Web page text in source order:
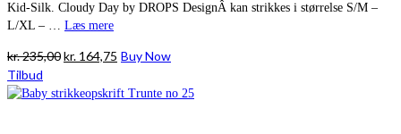
Kid-Silk. Cloudy Day by DROPS DesignÂ kan strikkes i størrelse S/M –
L/XL – … Læs mere
kr.235,00Den
pris
kr. 164,75 Den
pris
Buy Now
Tilbud